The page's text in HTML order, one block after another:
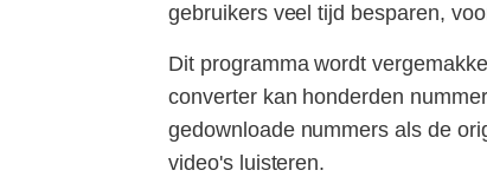
gebruikers veel tijd besparen,
Dit programma wordt
converter kan honderden
gedownloade nummers als de
video's luisteren.